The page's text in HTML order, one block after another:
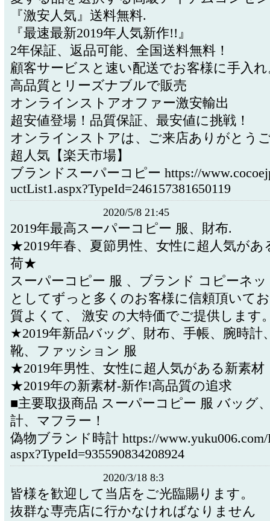
『激安人気』送料無料.
『最速最新2019年人気新作!!』
2年保証、返品可能、全国送料無料！
顧客サービスと速い配送でお客様に手入れ
高品質とリーズナブルで販売
オンラインストアオファー激安輸出
超安値登場！品質保証、最安値に挑戦！
オンラインストアは、ご来店ありがとう
超人気【楽天市場】
ブランドスーパーコピー https://
uctList1.aspx?TypeId=246157381650119
2020/5/8 21:45
2019年最高スーパーコピー 服、財布.
★2019年春、夏節男性、女性に超人気があ
荷★
スーパーコピー 服 、ブランド コピーネ
としてずっと多くのお客様に信頼頂いて
質よくて、 激安 の大特価でご提供します
★2019年新品バッグ、財布、手帳、腕時計
靴、ファッション 服
★2019年男性、女性に超人気がある新素材
★2019年の新素材-新作!高品質の追求
■主要取扱商品 スーパーコピー 服 バッグ
計、マフラー！
偽物ブランド時計 https://www.yuku006.com/
aspx?TypeId=935590834208924
2020/3/18 8:3
皆様を歓迎して当店をご光臨賜ります。
抜群な専売店に行かなければなりません